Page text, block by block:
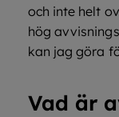
och inte helt
hög
kan jag göra
Vad är